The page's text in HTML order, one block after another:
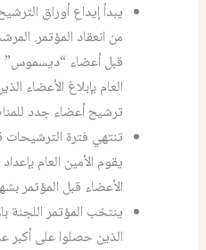
يبدأ إيداع أوراق
من انعقاد المؤتمر.
قبل أعضاء “ديسموس”
العام بإبلاغ الأعضاء
ترشيح أعضاء جدد
تنتهي فترة الترشيحات
يقوم الأمين العام
الأعضاء قبل المؤتمر
ينتخب المؤتمر اللجنة
الذين حصلوا على أكبر